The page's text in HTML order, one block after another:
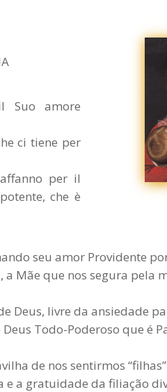
Suo amore
ci tiene per
per il
che è
seu amor Providente
Mãe que nos segura pela
Deus, livre da ansiedade
Todo-Poderoso que é
de nos sentirmos
e a gratuidade da filiação